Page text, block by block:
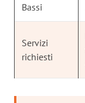
Bassi
Servizi
richiesti